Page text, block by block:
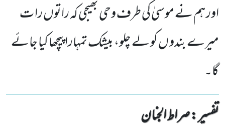
اور ہم نے موسیٰ کی طرف وحی بھیجی کہ راتوں را ت
میرے بندو ں کو لے چلو، بیشک تمہارا پیچھا کیا جائے
گا۔
تفسیر : ‎صراط الجنان